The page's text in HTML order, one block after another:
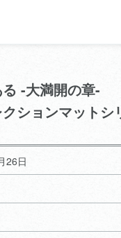
-大満開の章-
ションマットシ
26日